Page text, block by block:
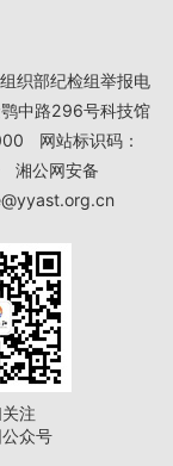
织部纪检组举报电
中路296号科技馆
网站标识码：
湘公网安备
注
众号